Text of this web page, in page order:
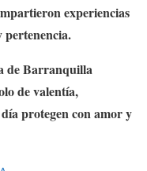
experiencias
de Barranquilla
de valentía,
protegen con amor y